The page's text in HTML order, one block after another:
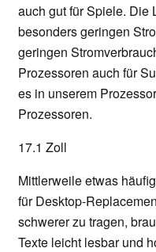
auch gut für Spiele. Die
besonders geringen
geringen
Prozessoren auch für
es in unserem
Prozessoren.
17.1 Zoll
Mittlerweile etwas
für Desktop-
schwerer zu tragen,
Texte leicht lesbar und